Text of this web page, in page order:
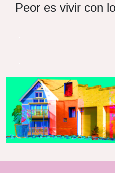
Peor es vivir con